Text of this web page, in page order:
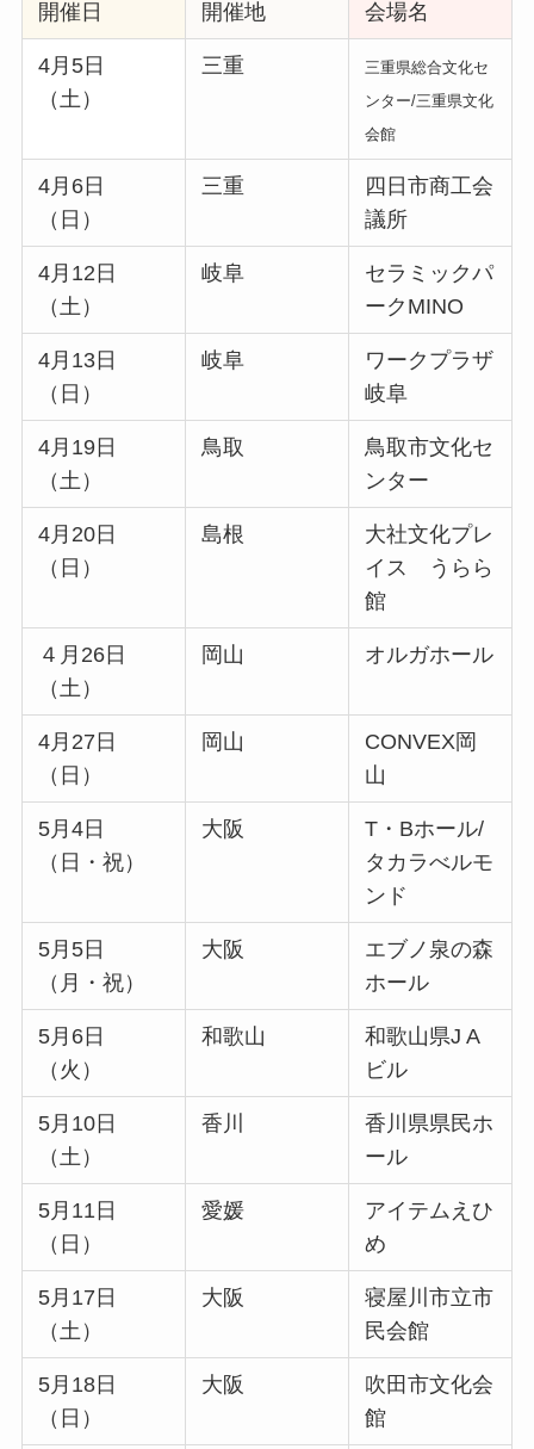
開催日 開催地 会場名
4月5日
（土）
三重
三重県総合文化セ
ンター/三重県文化
会館
4月6日
（日）
三重
四日市商工会
議所
4月12日
（土）
岐阜
セラミックパ
ークMINO
4月13日
（日）
岐阜
ワークプラザ
岐阜
4月19日
（土）
鳥取
鳥取市文化セ
ンター
4月20日
（日）
島根
大社文化プレ
イス うらら
館
４月26日
（土）
岡山 オルガホール
4月27日
（日）
岡山
CONVEX岡
山
5月4日
（日・祝）
大阪
T・Bホール/
タカラべルモ
ンド
5月5日
（月・祝）
大阪
エブノ泉の森
ホール
5月6日
（火）
和歌山
和歌山県J A
ビル
5月10日
（土）
香川
香川県県民ホ
ール
5月11日
（日）
愛媛
アイテムえひ
め
5月17日
（土）
大阪
寝屋川市立市
民会館
5月18日
（日）
大阪
吹田市文化会
館